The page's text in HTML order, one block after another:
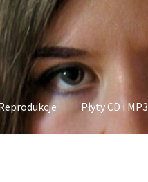
Płyty CD i MP3